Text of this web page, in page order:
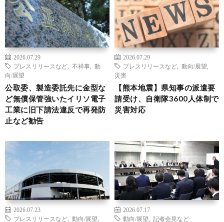
2026.07.29
プレスリリースなど
不祥事
動
向/展望
公取委、製造委託先に金型な
ど無償保管強いたイリソ電子
工業に旧下請法違反で再発防
止など勧告
2026.07.29
プレスリリースなど
動向/展望
災害
【熊本地震】県知事の派遣要
請受け、自衛隊3600人体制で
災害対応
2026.07.23
プレスリリースなど
動向/展望
2026.07.17
動向/展望
記者会見など